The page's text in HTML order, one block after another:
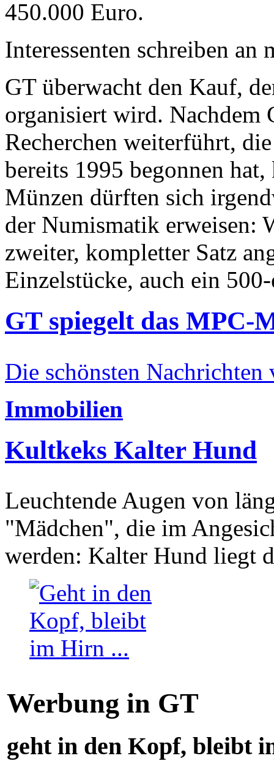
450.000 Euro.
Interessenten schreiben
GT überwacht den Kauf,
organisiert wird. Nachdem
Recherchen weiterführt,
bereits 1995 begonnen
Münzen dürften sich
der Numismatik erweisen:
zweiter, kompletter Satz
Einzelstücke, auch ein
GT spiegelt das MPC-
Die schönsten Nachrichten
Immobilien
Kultkeks Kalter Hund
Leuchtende Augen von
"Mädchen", die im
werden: Kalter Hund liegt
Werbung in GT
geht in den Kopf, bleibt